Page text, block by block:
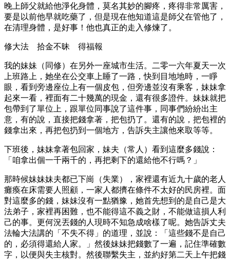
晚上師父就給他淨化身體，莫名其妙的腳疼，疼得非常厲害，
要是以前他早就吃藥了，但是現在他知道這是師父在管他了，
在清理身體，是好事！他也真正的走入修煉了。
修大法 拾金不昧 得福報
我的妹妹（同修）在另外一座城市生活。二零一六年夏天一次
上班路上，她坐在公交車上睡了一路，快到目地地時，一睜
眼，看到旁邊座位上有一個皮包，但旁邊並沒有乘客，妹妹拿
起來一看，裡面有二十幾萬的現金，還有很多證件。妹妹就把
包帶到了單位上，跟單位同事說了這件事，同事們紛紛出主
意，有的說，直接把錢拿著，把包扔了。還有的說，把包裡的
錢拿出來，再把包扔到一個地方，告訴失主讓他來取等等。
下班後，妹妹拿著包回家，妹夫（常人）看到這麼多錢說：
「咱拿出個一千兩千的，再把剩下的還給他不行嗎？」
那時候妹妹妹夫都已下崗（失業），家裡還有近九十歲的老人
癱瘓在床需要人照顧，一家人都擠在條件不太好的民房裡。面
對這麼多的錢，妹妹沒有一點猶豫，她首先想到的是自己是大
法弟子，家裡再困難，也不能得這不義之財，不能做這損人利
己的事。更何況丟錢的人現時不知急成啥樣了呢。她告訴丈夫
法輪大法講的「不失不得」的道理，並說：「這些錢不是自己
的，必須得還給人家。」然後妹妹把錢數了一遍，記住準確數
字，以便與失主核對。然後聯繫失主，並約好第二天上午把錢